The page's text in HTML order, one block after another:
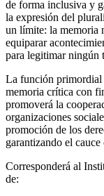
de forma inclusiva y
la expresión del
un límite: la memoria
equiparar
para legitimar ningún
La función primordial
memoria crítica con
promoverá la
organizaciones
promoción de los
garantizando el
Corresponderá al
de: